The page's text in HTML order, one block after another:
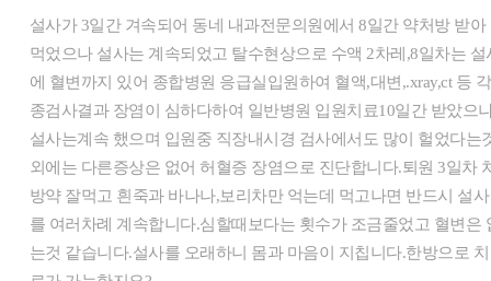
설사가 3일간 겨속되어 동네 내과전문의원에서 8일간 약처방 받아
먹었으나 설사는 계속되었고 탈수현상으로 수액 2차레,8일차는 설
에 혈변까지 있어 종합병원 응급실입원하여 혈액,대변,.xray,ct 등 각
종검사결과 장염이 심하다하여 일반병원 입원치료10일간 받았으
설사는계속 했으며 입원중 직장내시경 검사에서도 많이 헐었다는
외에는 다른증상은 없어 허혈증 장염으로 진단합니다.퇴원 3일차
방약 잘먹고 흰죽과 바나나,보리차만 억는데 먹고나면 반드시 설사
를 여러차례 계속합니다.심할때보다는 횟수가 조금줄었고 혈변은
는것 같습니다.설사를 오래하니 몸과 마음이 지칩니다.한방으로 치